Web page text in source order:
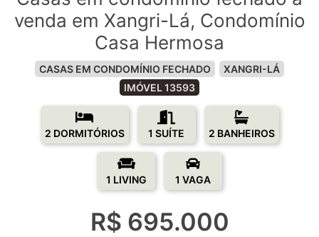
venda em Xangri-Lá, Condomínio
Casa Hermosa
CASAS EM CONDOMÍNIO FECHADO
XANGRI-LÁ
IMÓVEL 13593
2 DORMITÓRIOS 1 SUÍTE 2 BANHEIROS
1 LIVING 1 VAGA
R$ 695.000